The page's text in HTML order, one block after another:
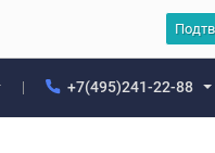
+7(495)241-22-88